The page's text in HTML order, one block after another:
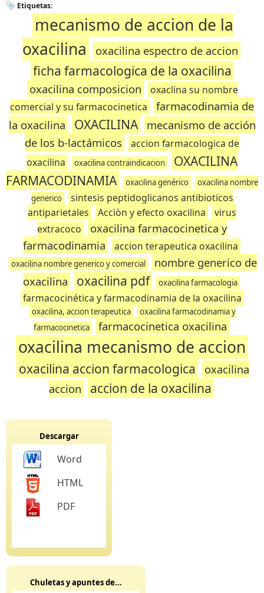
Etiquetas:
mecanismo de accion de la
oxacilina
oxacilina espectro de accion
ficha farmacologica de la oxacilina
oxacilina composicion
oxaclina su nombre
comercial y su farmacocinetica
farmacodinamia de
la oxacilina
OXACILINA
mecanismo de acción
de los b-lactámicos
accion farmacologica de
oxacilina
oxacilina contraindicacion
OXACILINA
FARMACODINAMIA
oxacilina genérico
oxacilina nombre
generico
sintesis peptidoglicanos antibioticos
antiparietales
Acciòn y efecto oxacilina
virus
extracoco
oxacilina farmacocinetica y
farmacodinamia
accion terapeutica oxacilina
oxacilina nombre generico y comercial
nombre generico de
oxacilina
oxacilina pdf oxacilina farmacologia
farmacocinética y farmacodinamia de la oxacilina
oxacilina, accion terapeutica
oxacilina farmacodinamia y
farmacocinetica
farmacocinetica oxacilina
oxacilina mecanismo de accion
oxacilina accion farmacologica
oxacilina
accion
accion de la oxacilina
Descargar
Word
HTML
PDF
Chuletas y apuntes de...